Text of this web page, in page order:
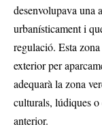
desenvolupava una
urbanísticament i
regulació. Esta
exterior per
adequarà la zona
culturals, lúdiques
anterior.